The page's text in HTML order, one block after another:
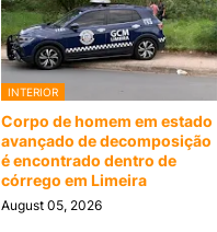
INTERIOR
Corpo de homem em estado
avançado de decomposição
é encontrado dentro de
córrego em Limeira
August 05, 2026